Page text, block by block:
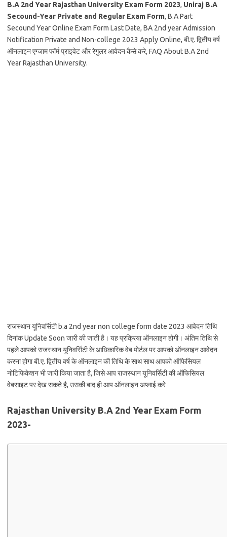
B.A 2nd Year Rajasthan University Exam Form 2023, Uniraj B.A
Secound-Year Private and Regular Exam Form, B.A Part
Secound Year Online Exam Form Last Date, BA 2nd year Admission
Notification Private and Non-college 2023 Apply Online, बी.ए. द्वितीय वर्ष
ऑनलाइन एग्जाम फॉर्म प्राइवेट और रेगुलर आवेदन कैसे करे, FAQ About B.A 2nd
Year Rajasthan University.
राजस्थान यूनिवर्सिटी b.a 2nd year non college form date 2023 आवेदन तिथि
दिनांक Update Soon जारी की जाती है। यह प्रक्रिया ऑनलाइन होगी। अंतिम तिथि से
पहले आपको राजस्थान यूनिवर्सिटी के आधिकारिक वेब पोर्टल पर आपको ऑनलाइन आवेदन
करना होगा बी.ए. द्वितीय वर्ष के ऑनलाइन की तिथि के साथ साथ आपको ऑफिसियल
नोटिफिकेशन भी जारी किया जाता है, जिसे आप राजस्थान यूनिवर्सिटी की ऑफिसियल
वेबसाइट पर देख सकते है, उसकी बाद ही आप ऑनलाइन अप्लाई करे
Rajasthan University B.A 2nd Year Exam Form
2023-